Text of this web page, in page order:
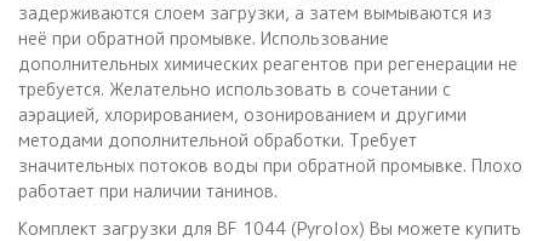
задерживаются слоем загрузки, а затем вымываются из
неё при обратной промывке. Использование
дополнительных химических реагентов при регенерации не
требуется. Желательно использовать в сочетании с
аэрацией, хлорированием, озонированием и другими
методами дополнительной обработки. Требует
значительных потоков воды при обратной промывке. Плохо
работает при наличии танинов.
Комплект загрузки для BF 1044 (Pyrolox) Вы можете купить